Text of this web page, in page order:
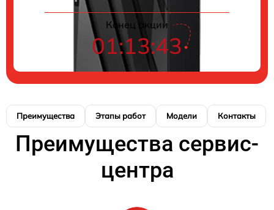
Конец акции
01:13:43
Преимущества Этапы работ Модели Контакты
Преимущества сервис-
центра